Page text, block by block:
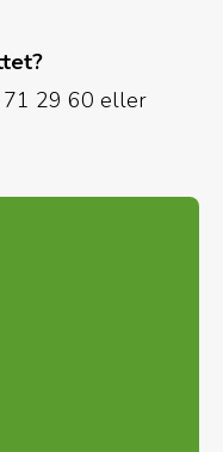
71 29 60 eller